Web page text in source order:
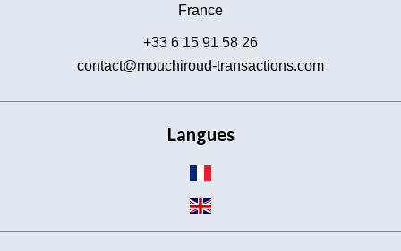
France
+33 6 15 91 58 26
contact@mouchiroud-transactions.com
Langues